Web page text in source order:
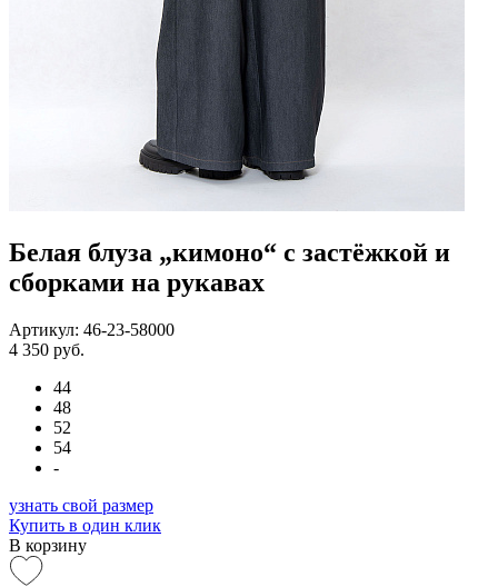
Белая блуза „кимоно“ с застёжкой и
сборками на рукавах
Артикул: 46-23-58000
4 350 руб.
44
48
52
54
-
узнать свой размер
Купить в один клик
В корзину